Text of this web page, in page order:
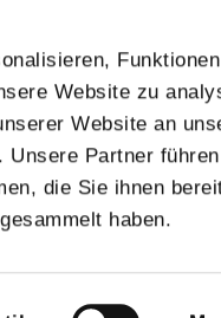
Website zu
Website an
Unsere Partner
die Sie ihnen
haben.